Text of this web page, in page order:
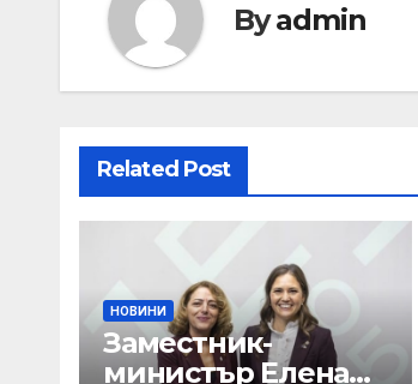
Byadmin
Related Post
НОВИНИ
Заместник-
министър Елена